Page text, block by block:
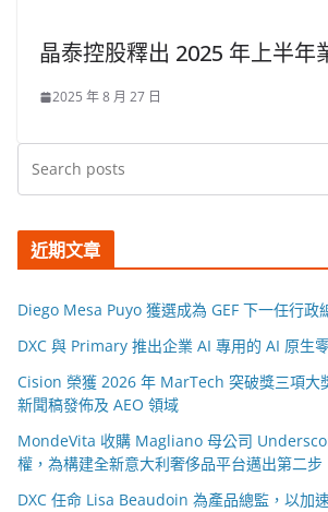
晶泰控股釋出 2025 年上半年
2025 年 8 月 27 日
近期文章
Diego Mesa Puyo 獲選成為 GEF 下一任行政
DXC 與 Primary 推出企業 AI 專用的 AI 原生
Cision 榮獲 2026 年 MarTech 突破獎三項大
新聞稿發佈及 AEO 領域
MondeVita 收購 Magliano 母公司
權，為構建全新意大利奢侈品平台邁出第二步
DXC 任命 Lisa Beaudoin 為產品總監，以加